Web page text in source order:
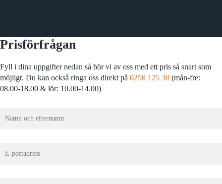
Prisförfrågan
Fyll i dina uppgifter nedan så hör vi av oss med ett pris så snart som
möjligt. Du kan också ringa oss direkt på 0250 125 30 (mån-fre:
08.00-18.00 & lör: 10.00-14.00)